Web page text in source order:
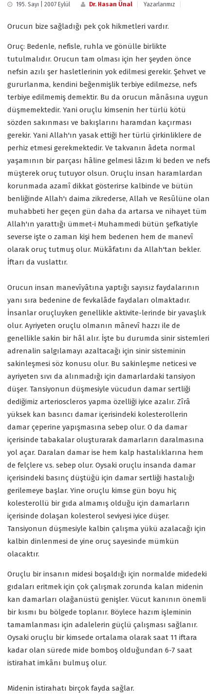
195. Sayı | 2007 Eylül Dr. Hasan Ünal Yazarlarımız
Orucun bize sağladığı pek çok hikmetleri vardır.
Oruç: Bedenle, nefisle, ruhla ve gönülle birlikte
tutulmalıdır. Orucun tam olması için her şeyden önce
nefsin azılı şer hasletlerinin yok edilmesi gerekir. Şehvet ve
gururlanma, kendini beğenmişlik terbiye edilmezse, nefs
terbiye edilmemiş demektir. Bu da orucun mânâsına uygun
düşmemektedir. Yani oruçlu kimsenin her türlü kötü
sözden sakınması ve bakışlarını haramdan kaçırması
gerekir. Yani Allah'ın yasak ettiği her türlü çirkinliklere de
perhiz etmesi gerekmektedir. Ve takvanın âdeta normal
yaşamının bir parçası hâline gelmesi lâzım ki beden ve nefs
müşterek oruç tutuyor olsun. Oruçlu insan haramlardan
korunmada azamî dikkat gösterirse kalbinde ve bütün
benliğinde Allah'ı daima zikrederse, Allah ve Resûlüne olan
muhabbeti her geçen gün daha da artarsa ve nihayet tüm
Allah'ın yarattığı ümmet-i Muhammedi bütün şefkatiyle
severse işte o zaman kişi hem bedenen hem de manevî
olarak oruç tutmuş olur. Mükâfatını da Allah'tan bekler.
İftarı da vuslattır.
Orucun insan manevîyâtına yaptığı sayısız faydalarının
yanı sıra bedenine de fevkalâde faydaları olmaktadır.
İnsanlar oruçluyken genellikle aktivite-lerinde bir yavaşlık
olur. Ayriyeten oruçlu olmanın mânevî hazzı ile de
genellikle sakin bir hâl alır. İşte bu durumda sinir sistemleri
adrenalin salgılamayı azaltacağı için sinir sisteminin
sakinleşmesi söz konusu olur. Bu sakinleşme neticesi ve
ayriyeten sıvı da alınmadığı için damarlardaki tansiyon
düşer. Tansiyonun düşmesiyle vücudun damar sertliği
dediğimiz arterioscleros yapma özelliği iyice azalır. Zîrâ
yüksek kan basıncı damar içerisindeki kolesterollerin
damar çeperine yapışmasına sebep olur. O da damar
içerisinde tabakalar oluşturarak damarların daralmasına
yol açar. Daralan damar ise hem kalp hastalıklarına hem
de felçlere v.s. sebep olur. Oysaki oruçlu insanda damar
içerisindeki basınç düştüğü için damar sertliği hastalığı
gerilemeye başlar. Yine oruçlu kimse gün boyu hiç
kolesterollü bir gıda almamış olduğu için damarların
içerisinde dolaşan kolesterol seviyesi iyice düşer.
Tansiyonun düşmesiyle kalbin çalışma yükü azalacağı için
kalbin dinlenmesi de yine oruç sayesinde mümkün
olacaktır.
Oruçlu bir insanın midesi boşaldığı için normalde midedeki
gıdaları eritmek için çok çalışmak zorunda kalan midenin
kan damarları olağanüstü genişler. Vücut kanının önemli
bir kısmı bu bölgede toplanır. Böylece hazım işleminin
tamamlanması için adalelerin güçlü çalışması sağlanır.
Oysaki oruçlu bir kimsede ortalama olarak saat 11 iftara
kadar olan sürede mide bomboş olduğundan 6-7 saat
istirahat imkânı bulmuş olur.
Midenin istirahatı birçok fayda sağlar.